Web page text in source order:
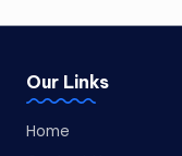
Our Links
Home